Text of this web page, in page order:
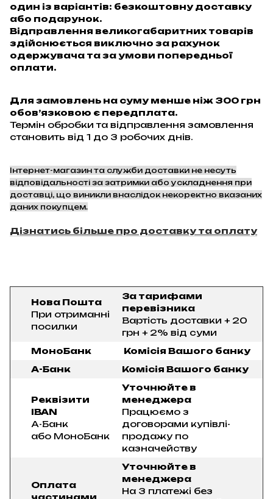
один із варіантів: безкоштовну доставку
або подарунок.
Відправлення великогабаритних товарів
здійснюється виключно за рахунок
одержувача та за умови попередньої
оплати.
Для замовлень на суму менше ніж 300 грн
обов’язковою є передплата.
Термін обробки та відправлення замовлення
становить від 1 до 3 робочих днів.
Інтернет-магазин та служби доставки не несуть
відповідальності за затримки або ускладнення при
доставці, що виникли внаслідок некоректно вказаних
даних покупцем.
Дізнатись більше про доставку та оплату
Нова Пошта
При отриманні
посилки
За тарифами
перевізника
Вартість доставки + 20
грн + 2% від суми
МоноБанк
Комісія Вашого банку
А-Банк
Комісія Вашого банку
Реквізити
IBAN
А-Банк
або МоноБанк
Уточнюйте в
менеджера
Працюємо з
договорами купівлі-
продажу по
казначейству
Оплата
частинами
Уточнюйте в
менеджера
На 3 платежі без